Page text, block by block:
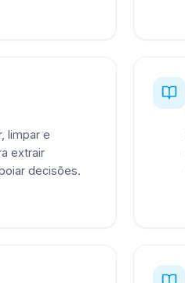
limpar e
extrair
decisões.